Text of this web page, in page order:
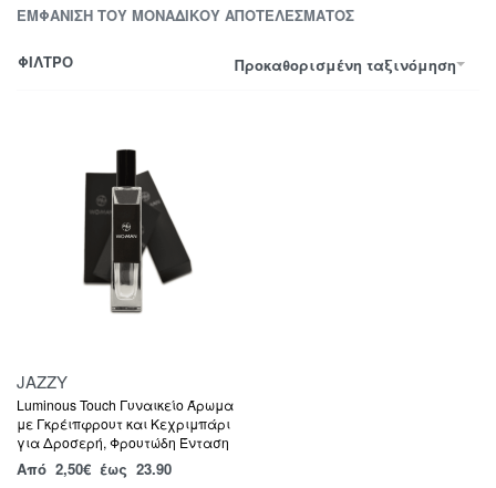
ΕΜΦΆΝΙΣΗ ΤΟΥ ΜΟΝΑΔΙΚΟΎ ΑΠΟΤΕΛΈΣΜΑΤΟΣ
Προκαθορισμένη ταξινόμηση
ΦΙΛΤΡΟ
JAZZY
Luminous Touch Γυναικείο Άρωμα
με Γκρέιπφρουτ και Κεχριμπάρι
για Δροσερή, Φρουτώδη Ένταση
Από 2,50€ έως 23.90